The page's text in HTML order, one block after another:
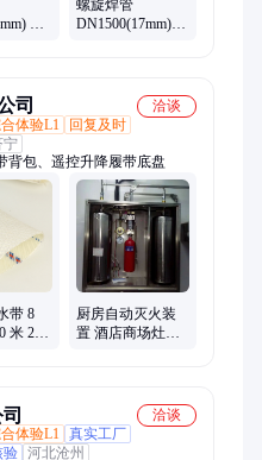
大
螺旋焊管
DN1500(17mm)
司
洽谈
体验L1
回复及时
宁
背包、遥控升降履带底盘
带 8
米 25
厨房自动灭火装
置 酒店商场灶台
洽谈
体验L1 真实工厂
验 河北沧州